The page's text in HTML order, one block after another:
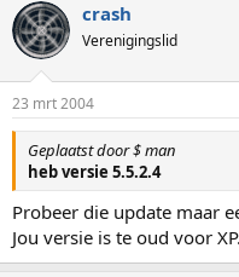
crash
Verenigingslid
23 mrt 2004
Geplaatst door $ man
heb versie 5.5.2.4
Probeer die update maar
Jou versie is te oud voor XP.